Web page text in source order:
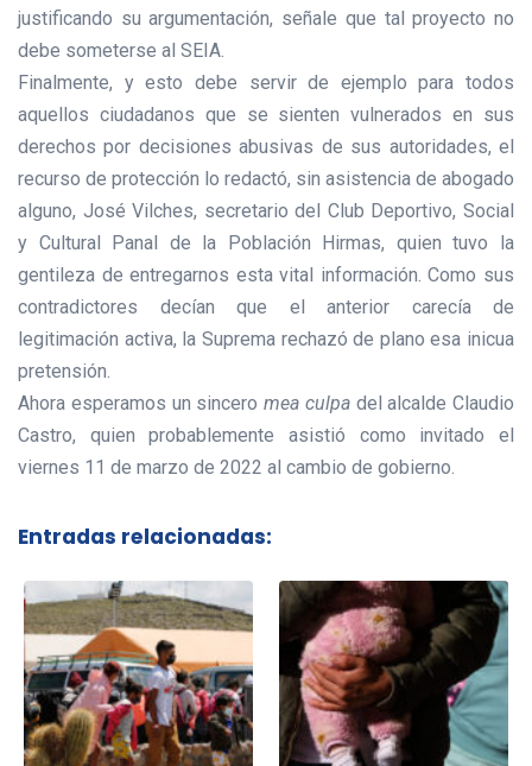
justificando su argumentación, señale que tal proyecto no
debe someterse al SEIA.
Finalmente, y esto debe servir de ejemplo para todos
aquellos ciudadanos que se sienten vulnerados en sus
derechos por decisiones abusivas de sus autoridades, el
recurso de protección lo redactó, sin asistencia de abogado
alguno, José Vilches, secretario del Club Deportivo, Social
y Cultural Panal de la Población Hirmas, quien tuvo la
gentileza de entregarnos esta vital información. Como sus
contradictores decían que el anterior carecía de
legitimación activa, la Suprema rechazó de plano esa inicua
pretensión.
Ahora esperamos un sincero mea culpadel alcalde Claudio
Castro, quien probablemente asistió como invitado el
viernes 11 de marzo de 2022 al cambio de gobierno.
Entradas relacionadas: